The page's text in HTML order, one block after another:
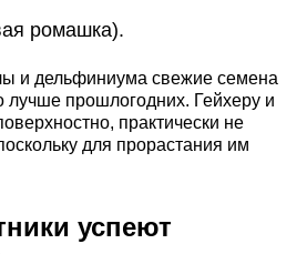
ромашка).
и дельфиниума свежие семена
лучше прошлогодних. Гейхеру и
практически не
для прорастания им
успеют